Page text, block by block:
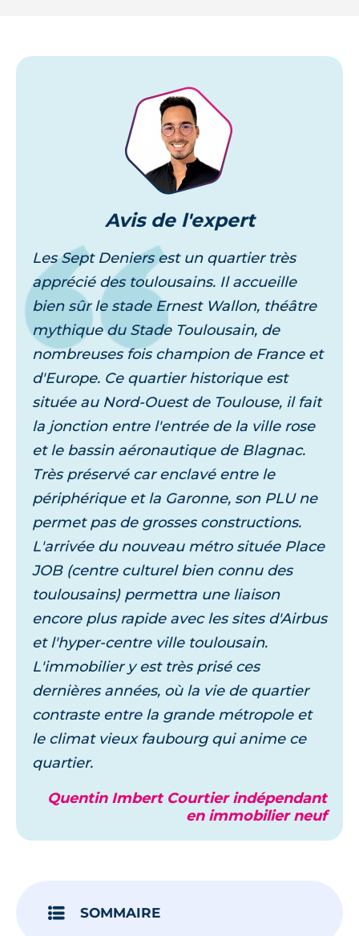
Je découvre
Avisde l'expert
Les Sept Deniers est un quartier très
apprécié des toulousains. Il accueille
bien sûr le stade Ernest Wallon, théâtre
mythique du Stade Toulousain, de
nombreuses fois champion de France et
d'Europe. Ce quartier historique est
située au Nord-Ouest de Toulouse, il fait
la jonction entre l'entrée de la ville rose
et le bassin aéronautique de Blagnac.
Très préservé car enclavé entre le
périphérique et la Garonne, son PLU ne
permet pas de grosses constructions.
L'arrivée du nouveau métro située Place
JOB (centre culturel bien connu des
toulousains) permettra une liaison
encore plus rapide avec les sites d'Airbus
et l'hyper-centre ville toulousain.
L'immobilier y est très prisé ces
dernières années, où la vie de quartier
contraste entre la grande métropole et
le climat vieux faubourg qui anime ce
quartier.
Quentin Imbert Courtier indépendant
en immobilier neuf
SOMMAIRE